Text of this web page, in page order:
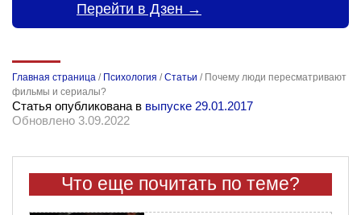
Перейти в Дзен →
Главная страница / Психология /Статьи / Почему люди пересматривают
фильмы и сериалы?
Статья опубликована в выпуске 29.01.2017
Обновлено 3.09.2022
Что еще почитать по теме?